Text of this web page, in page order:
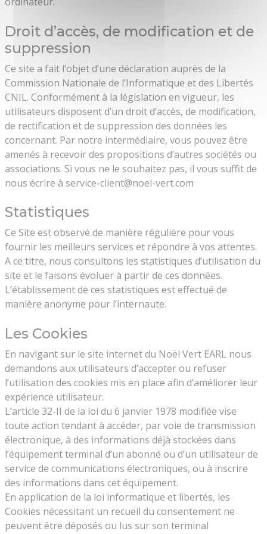
Droit d’accès, de modification et de
suppression
Ce site a fait l’objet d’une déclaration auprès de la
Commission Nationale de l’Informatique et des Libertés
CNIL. Conformément à la législation en vigueur, les
utilisateurs disposent d’un droit d’accès, de modification,
de rectification et de suppression des données les
concernant. Par notre intermédiaire, vous pouvez être
amenés à recevoir des propositions d’autres sociétés ou
associations. Si vous ne le souhaitez pas, il vous suffit de
nous écrire à service-client@noel-vert.com
Statistiques
Ce Site est observé de manière régulière pour vous
fournir les meilleurs services et répondre à vos attentes.
A ce titre, nous consultons les statistiques d’utilisation du
site et le faisons évoluer à partir de ces données.
L’établissement de ces statistiques est effectué de
manière anonyme pour l’internaute.
Les Cookies
En navigant sur le site internet du Noël Vert EARL nous
demandons aux utilisateurs d’accepter ou refuser
l’utilisation des cookies mis en place afin d’améliorer leur
expérience utilisateur.
L’article 32-II de la loi du 6 janvier 1978 modifiée vise
toute action tendant à accéder, par voie de transmission
électronique, à des informations déjà stockées dans
l’équipement terminal d’un abonné ou d’un utilisateur de
service de communications électroniques, ou à inscrire
des informations dans cet équipement.
En application de la loi informatique et libertés, les
Cookies nécessitant un recueil du consentement ne
peuvent être déposés ou lus sur son terminal